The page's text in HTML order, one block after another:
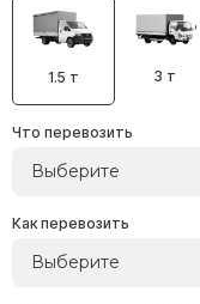
1.5 т 3 т
Что перевозить
Выберите
Как перевозить
Выберите